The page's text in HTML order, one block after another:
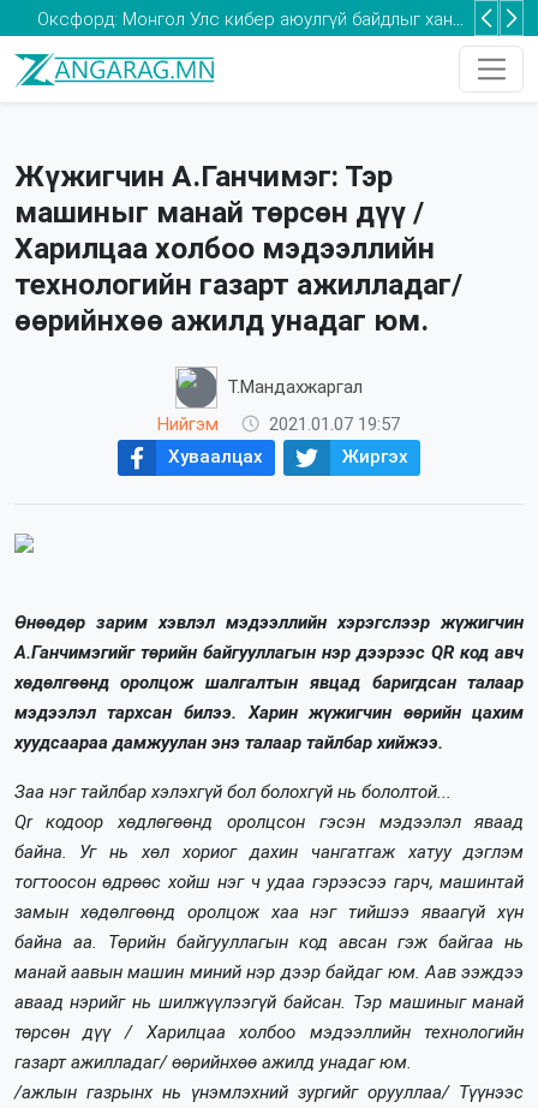
Оксфорд: Монгол Улс кибер аюулгүй байдлыг хангах хөрөнгө оруулалтыг нэмэгдүүлэх шаардлагатай
Жүжигчин А.Ганчимэг: Тэр
машиныг манай төрсөн дүү /
Харилцаа холбоо мэдээллийн
технологийн газарт ажилладаг/
өөрийнхөө ажилд унадаг юм.
Т.Мандахжаргал
Нийгэм
2021.01.07 19:57
Хуваалцах
Жиргэх
Өнөөдөр зарим хэвлэл мэдээллийн хэрэгслээр жүжигчин
А.Ганчимэгийг төрийн байгууллагын нэр дээрээс QR код авч
хөдөлгөөнд оролцож шалгалтын явцад баригдсан талаар
мэдээлэл тархсан билээ.Харин жүжигчин өөрийн цахим
хуудсаараа дамжуулан энэ талаар тайлбар хийжээ.
Заа нэг тайлбар хэлэхгүй бол болохгүй нь бололтой...
Qr кодоор хөдлөгөөнд оролцсон гэсэн мэдээлэл яваад
байна. Уг нь хөл хориог дахин чангатгаж хатуу дэглэм
тогтоосон өдрөөс хойш нэг ч удаа гэрээсээ гарч, машинтай
замын хөдөлгөөнд оролцож хаа нэг тийшээ яваагүй хүн
байна аа. Төрийн байгууллагын код авсан гэж байгаа нь
манай аавын машин миний нэр дээр байдаг юм. Аав ээждээ
аваад нэрийг нь шилжүүлээгүй байсан. Тэр машиныг манай
төрсөн дүү / Харилцаа холбоо мэдээллийн технологийн
газарт ажилладаг/ өөрийнхөө ажилд унадаг юм.
/ажлын газрынх нь үнэмлэхний зургийг орууллаа/ Түүнээс